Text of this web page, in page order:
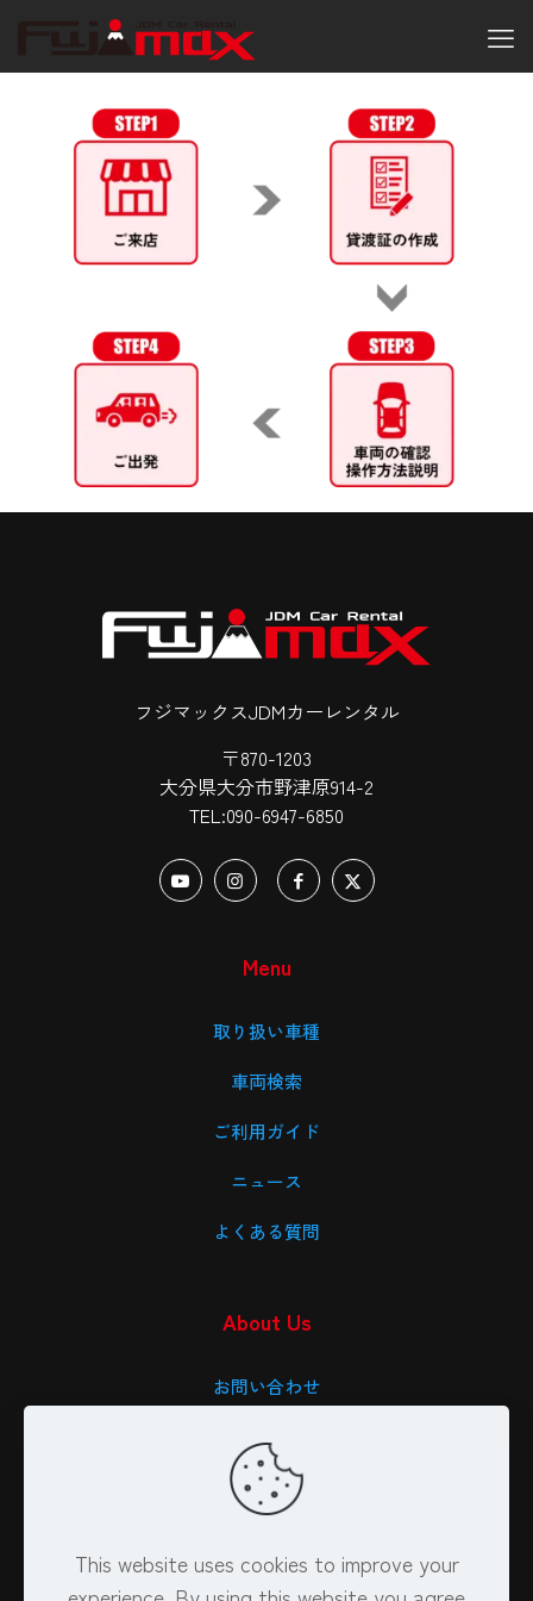
フジマックスJDMカーレンタル
〒870-1203
大分県大分市野津原914-2
TEL:090-6947-6850
Menu
取り扱い車種
車両検索
ご利用ガイド
ニュース
よくある質問
About Us
お問い合わせ
会社概要
特定商取引法に基づく表記
This website uses cookies to improve your